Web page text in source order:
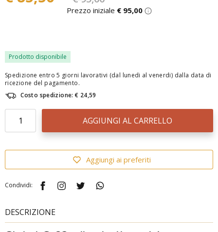
Prezzo iniziale € 95,00
Prodotto disponibile
Spedizione entro 5 giorni lavorativi (dal lunedi al venerdi) dalla data di
ricezione del pagamento.
Costo spedizione: € 24,59
AGGIUNGI AL CARRELLO
Aggiungi ai preferiti
Condividi:
DESCRIZIONE